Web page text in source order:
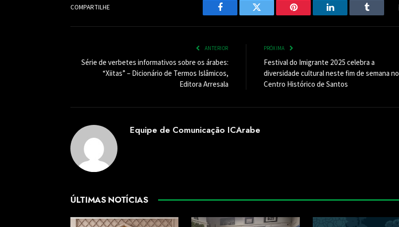
COMPARTILHE
Facebook Twitter Pinterest LinkedIn Tumblr
ANTERIOR
Série de verbetes informativos sobre os árabes:
“Xiitas” – Dicionário de Termos Islâmicos,
Editora Arresala
PRÓXIMA
Festival do Imigrante 2025 celebra a
diversidade cultural neste fim de semana no
Centro Histórico de Santos
Equipe de Comunicação ICArabe
ÚLTIMAS NOTÍCIAS